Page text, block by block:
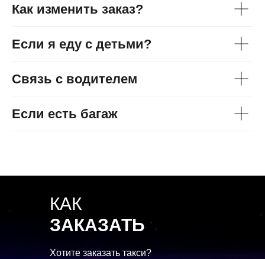
Как изменить заказ?
Если я еду с детьми?
Связь с водителем
Если есть багаж
Хотите заказать такси?
КАК
ЗАКАЗАТЬ